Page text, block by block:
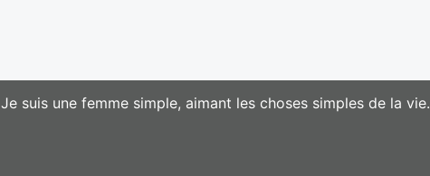
Je suis une femme simple, aimant les choses simples de la vie.